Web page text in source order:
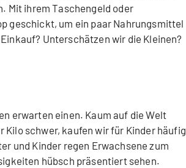
Mit ihrem Taschengeld oder
geschickt, um ein paar Nahrungsmittel
Unterschätzen wir die Kleinen?
erwarten einen. Kaum auf die Welt
Kilo schwer, kaufen wir für Kinder häufig
und Kinder regen Erwachsene zum
hübsch präsentiert sehen.